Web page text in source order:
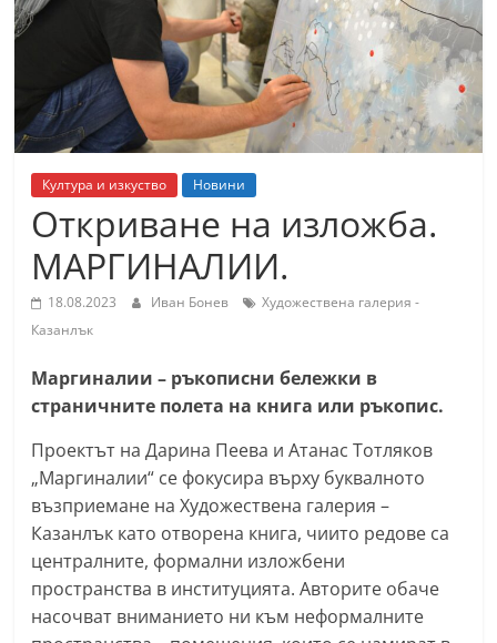
з
а
н
ъ
к
и
л
с
т
С
т
а
р
Култура и изкуство Новини
Откриване на изложба.
МАРГИНАЛИИ.
18.08.2023 Иван Бонев
Художествена галерия -
Казанлък
Маргиналии – ръкописни бележки в
страничните полета на книга или ръкопис.
Проектът на Дарина Пеева и Атанас Тотляков
„Маргиналии“ се фокусира върху буквалното
възприемане на Художествена галерия –
Казанлък като отворена книга, чиито редове са
централните, формални изложбени
пространства в институцията. Авторите обаче
насочват вниманието ни към неформалните